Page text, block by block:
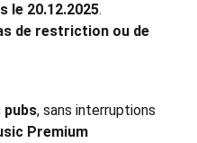
le 20.12.2025.
de restriction ou de
pubs, sans interruptions
Premium